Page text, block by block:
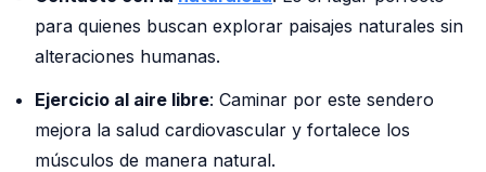
para quienes buscan explorar paisajes naturales sin
alteraciones humanas.
Ejercicio al aire libre: Caminar por este sendero
mejora la salud cardiovascular y fortalece los
músculos de manera natural.